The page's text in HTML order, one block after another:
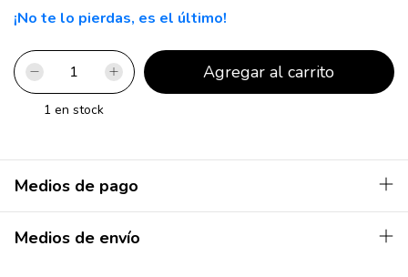
¡No te lo pierdas, es el último!
1 en stock
Medios de pago
Medios de envío